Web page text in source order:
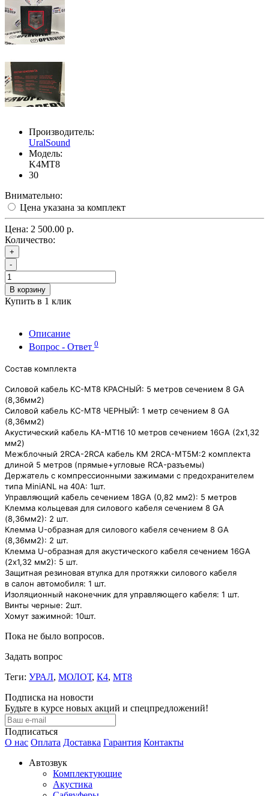
Производитель:
UralSound
Модель:
K4MT8
30
Внимательно:
Цена указана за комплект
Цена: 2 500.00 р.
Количество:
+
-
В корзину
Купить в 1 клик
Описание
Вопрос - Ответ 0
Состав комплекта
Cиловой кабель КС-МТ8 КРАСНЫЙ: 5 метров сечением 8 GA
(8,36мм2)
Cиловой кабель КС-МТ8 ЧЕРНЫЙ: 1 метр сечением 8 GA
(8,36мм2)
Акустический кабель КА-МТ16 10 метров сечением 16GA (2х1,32
мм2)
Межблочный 2RCA-2RCA кабель КМ 2RCA-МТ5М:2 комплекта
длиной 5 метров (прямые+угловые RCA-разъемы)
Держатель с компрессионными зажимами с предохранителем
типа MiniANL на 40А: 1шт.
Управляющий кабель сечением 18GA (0,82 мм2): 5 метров
Клемма кольцевая для силового кабеля сечением 8 GA
(8,36мм2): 2 шт.
Клемма U-образная для силового кабеля сечением 8 GA
(8,36мм2): 2 шт.
Клемма U-образная для акустического кабеля сечением 16GA
(2х1,32 мм2): 5 шт.
Защитная резиновая втулка для протяжки силового кабеля
в салон автомобиля: 1 шт.
Изоляционный наконечник для управляющего кабеля: 1 шт.
Винты черные: 2шт.
Хомут зажимной: 10шт.
Пока не было вопросов.
Задать вопрос
Теги: УРАЛ, МОЛОТ, К4, МТ8
Подписка на новости
Будьте в курсе новых акций и спецпредложений!
Подписаться
О нас Оплата Доставка Гарантия Контакты
Автозвук
Комплектующие
Акустика